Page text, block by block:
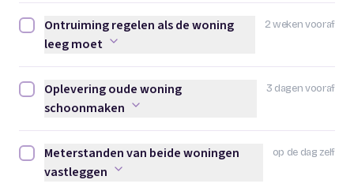
2 weken vooraf
Ontruiming regelen als de woning leeg moet afvinken
Ontruiming regelen als de woning
leeg moet
3 dagen vooraf
Oplevering oude woning schoonmaken afvinken
Oplevering oude woning
schoonmaken
op de dag zelf
Meterstanden van beide woningen vastleggen afvinken
Meterstanden van beide woningen
vastleggen